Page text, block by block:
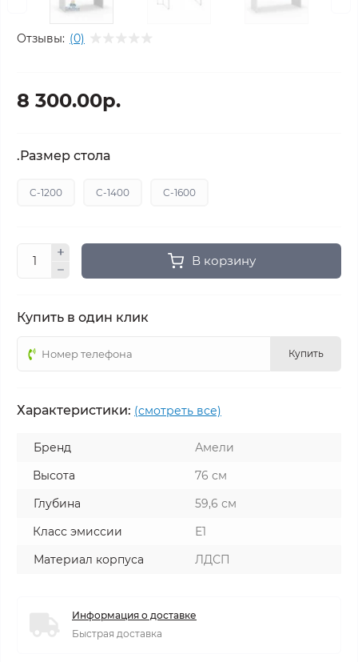
Отзывы: (0)
8 300.00р.
.Размер стола
C-1200 C-1400 C-1600
В корзину
Купить в один клик
Купить
Характеристики: (смотреть все)
Бренд
Амели
Высота
76 см
Глубина
59,6 см
Класс эмиссии
Е1
Материал корпуса
ЛДСП
Информация о доставке
Быстрая доставка